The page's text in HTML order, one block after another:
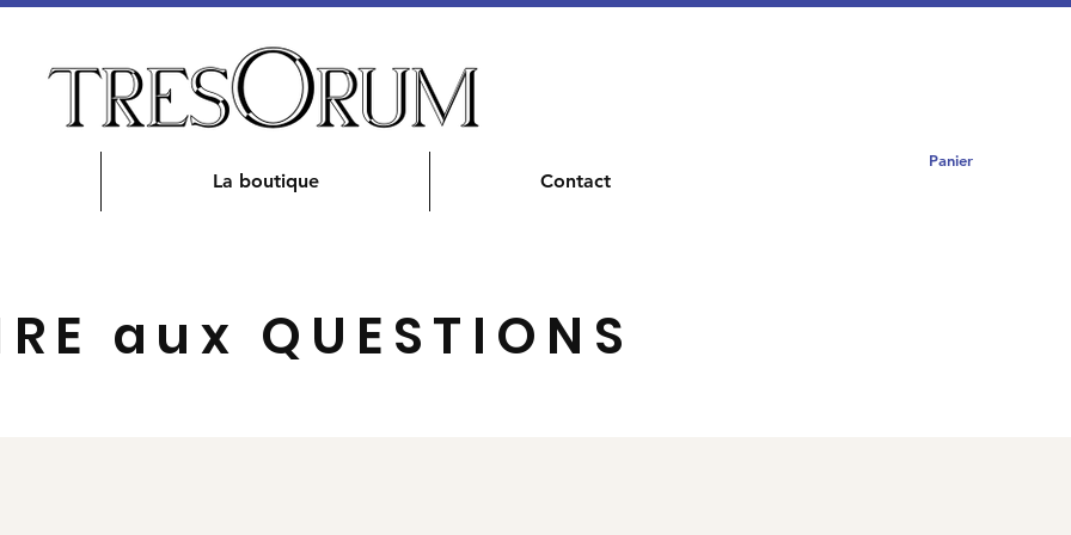
La boutique Contact
Panier
aux QUESTIONS